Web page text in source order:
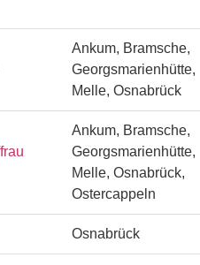
Ankum, Bramsche,
Georgsmarienhütte,
Melle, Osnabrück
Ankum, Bramsche,
Georgsmarienhütte,
Melle, Osnabrück,
Ostercappeln
Osnabrück